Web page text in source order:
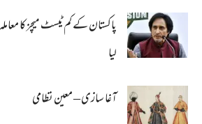
پاکستان کے کم ٹیسٹ میچز کا
لیا
آغا سازی – معین نظامی